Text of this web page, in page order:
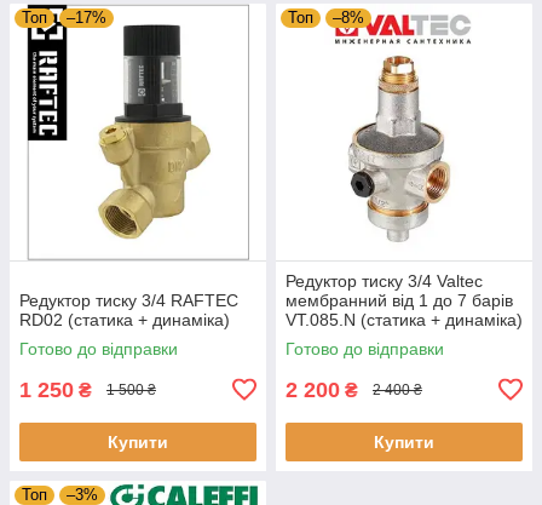
Топ –17%
Редуктор тиску 3/4 RAFTEC
RD02 (статика + динаміка)
Готово до відправки
1 250 ₴ 1 500 ₴
Купити
Топ –8%
Редуктор тиску 3/4 Valtec
мембранний від 1 до 7 барів
VT.085.N (статика + динаміка)
Готово до відправки
2 200 ₴ 2 400 ₴
Купити
Топ –3%